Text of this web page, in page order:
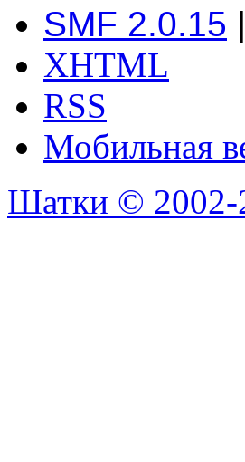
SMF 2.0.15 |
XHTML
RSS
Мобильная
Шатки © 2002-